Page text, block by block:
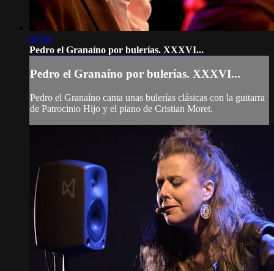
09:58
Pedro el Granaíno por bulerías. XXXVI...
Pedro el Granaíno por bulerías. XXXVI...
Pedro el Granaíno canta unas bulerías clásicas con la guitarra
de Patrocinio Hijo y el piano de Cristian Moret.